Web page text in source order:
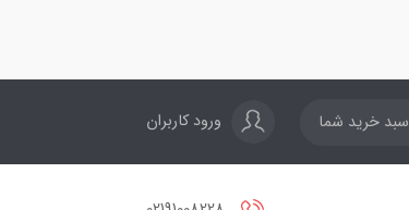
سبد خرید شما ورود کاربران